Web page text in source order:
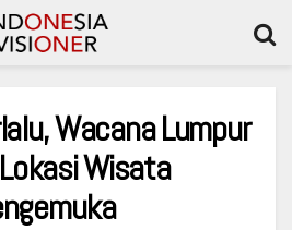
Wacana Lumpur
Wisata